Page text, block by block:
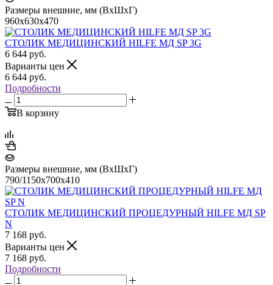
Размеры внешние, мм (ВхШхГ)
960x630x470
СТОЛИК МЕДИЦИНСКИЙ HILFE МД SP 3G
6 644 руб.
Варианты цен
6 644 руб.
Подробности
В корзину
Размеры внешние, мм (ВхШхГ)
790/1150x700x410
СТОЛИК МЕДИЦИНСКИЙ ПРОЦЕДУРНЫЙ HILFE МД SP
N
7 168 руб.
Варианты цен
7 168 руб.
Подробности